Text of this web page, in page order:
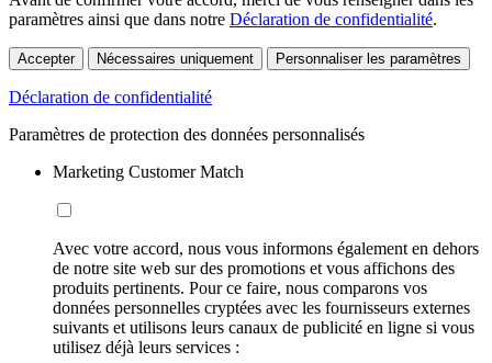
paramètres ainsi que dans notre Déclaration de confidentialité.
Accepter Nécessaires uniquement Personnaliser les paramètres
Déclaration de confidentialité
Paramètres de protection des données personnalisés
Marketing Customer Match
Avec votre accord, nous vous informons également en dehors
de notre site web sur des promotions et vous affichons des
produits pertinents. Pour ce faire, nous comparons vos
données personnelles cryptées avec les fournisseurs externes
suivants et utilisons leurs canaux de publicité en ligne si vous
utilisez déjà leurs services :